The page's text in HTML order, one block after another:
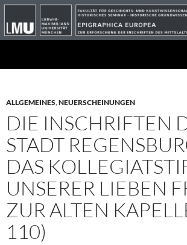
ALLGEMEINES,NEUERSCHEINUNGEN
DIE INSCHRIFTEN
STADT
DAS
UNSERER LIEBEN
ZUR ALTEN
110)